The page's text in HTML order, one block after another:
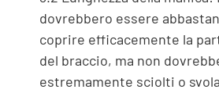
dovrebbero essere
coprire efficacemente la
del braccio, ma non
estremamente sciolti o